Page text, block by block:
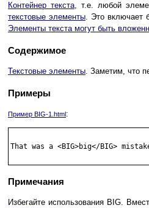
Контейнер текста, т.е. любой
текстовые элементы. Это включает
Элементы текста могут быть
Содержимое
Текстовые элементы. Заметим, что
Примеры
Пример BIG-1.html:
That was a <BIG>big</BIG>
Примечания
Избегайте использования BIG.